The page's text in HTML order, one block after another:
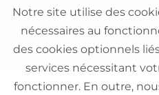
Notre site utilise des
nécessaires au
des cookies optionnels
services nécessitant
fonctionner. En outre,